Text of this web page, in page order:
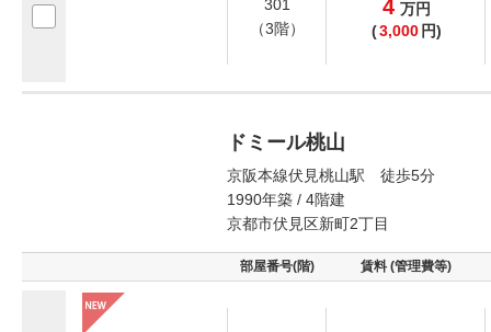
301
（3階）
4 万円
(3,000 円)
ドミール桃山
京阪本線伏見桃山駅 徒歩5分
1990年築 / 4階建
京都市伏見区新町2丁目
部屋番号(階) 賃料 (管理費等)